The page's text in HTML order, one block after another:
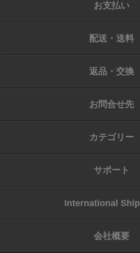
お支払い
配送・送料
返品・交換
お問合せ先
カテゴリー
サポート
International
会社概要